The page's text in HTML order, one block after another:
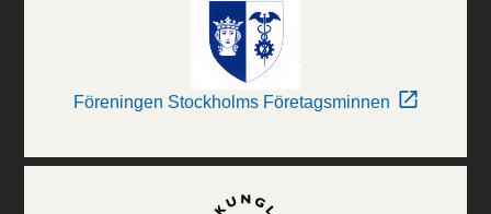
Föreningen Stockholms Företagsminnen